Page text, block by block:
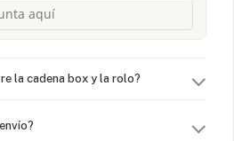
la cadena box y la rolo?